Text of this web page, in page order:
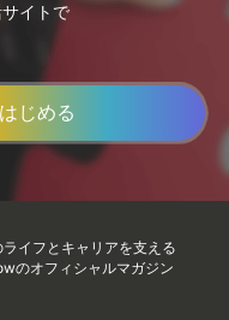
イトで
じめる
イフとキャリアを支える
のオフィシャルマガジン